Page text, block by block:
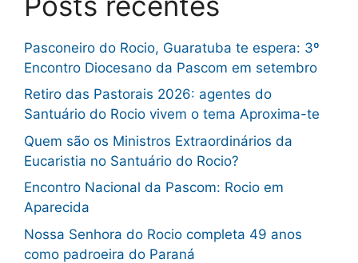
Pasconeiro do Rocio, Guaratuba te espera: 3º
Encontro Diocesano da Pascom em setembro
Retiro das Pastorais 2026: agentes do
Santuário do Rocio vivem o tema Aproxima-te
Quem são os Ministros Extraordinários da
Eucaristia no Santuário do Rocio?
Encontro Nacional da Pascom: Rocio em
Aparecida
Nossa Senhora do Rocio completa 49 anos
como padroeira do Paraná